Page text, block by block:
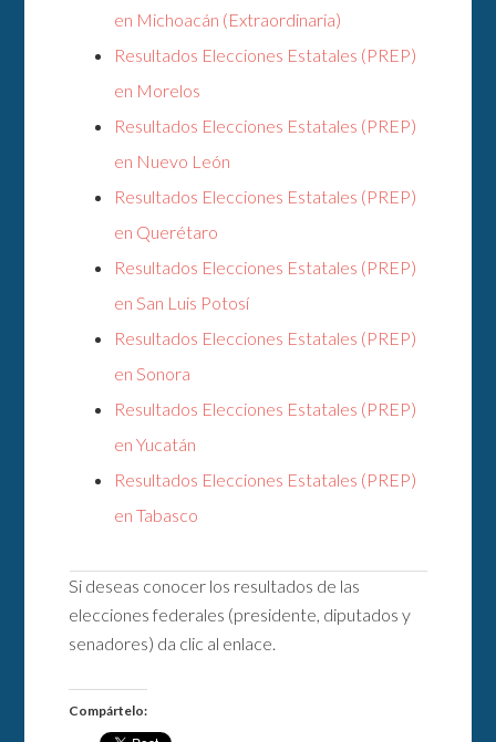
en Michoacán (Extraordinaria)
Resultados Elecciones Estatales (PREP)
en Morelos
Resultados Elecciones Estatales (PREP)
en Nuevo León
Resultados Elecciones Estatales (PREP)
en Querétaro
Resultados Elecciones Estatales (PREP)
en San Luis Potosí
Resultados Elecciones Estatales (PREP)
en Sonora
Resultados Elecciones Estatales (PREP)
en Yucatán
Resultados Elecciones Estatales (PREP)
en Tabasco
Si deseas conocer los resultados de las
elecciones federales (presidente, diputados y
senadores) da clic al enlace.
Compártelo: